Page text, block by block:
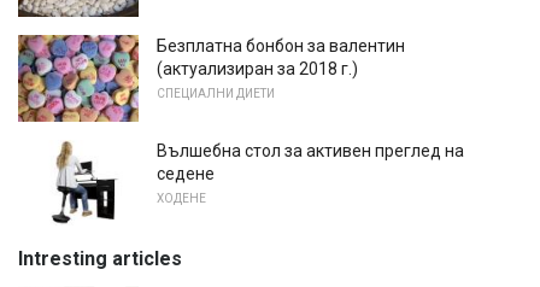
Безплатна бонбон за валентин
(актуализиран за 2018 г.)
СПЕЦИАЛНИ ДИЕТИ
Вълшебна стол за активен преглед на
седене
ХОДЕНЕ
Intresting articles